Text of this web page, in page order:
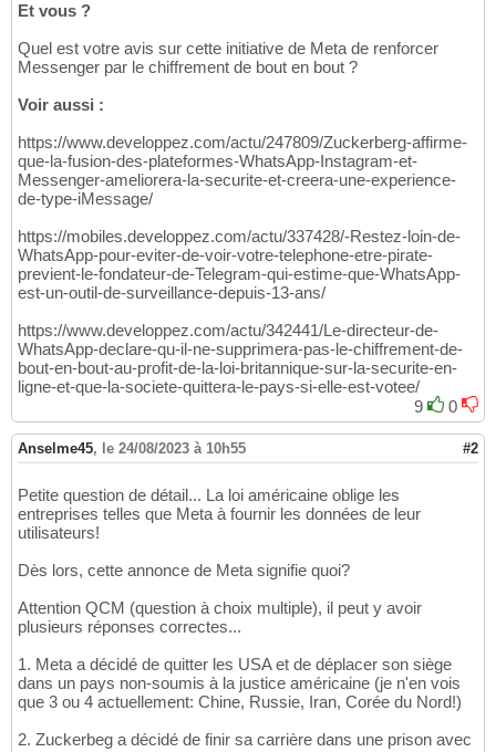
Et vous ?
Quel est votre avis sur cette initiative de Meta de renforcer
Messenger par le chiffrement de bout en bout ?
Voir aussi :
https://www.developpez.com/actu/247809/Zuckerberg-affirme-
que-la-fusion-des-plateformes-WhatsApp-Instagram-et-
Messenger-ameliorera-la-securite-et-creera-une-experience-
de-type-iMessage/
https://mobiles.developpez.com/actu/337428/-Restez-loin-de-
WhatsApp-pour-eviter-de-voir-votre-telephone-etre-pirate-
previent-le-fondateur-de-Telegram-qui-estime-que-WhatsApp-
est-un-outil-de-surveillance-depuis-13-ans/
https://www.developpez.com/actu/342441/Le-directeur-de-
WhatsApp-declare-qu-il-ne-supprimera-pas-le-chiffrement-de-
bout-en-bout-au-profit-de-la-loi-britannique-sur-la-securite-en-
ligne-et-que-la-societe-quittera-le-pays-si-elle-est-votee/
9
0
Anselme45, le 24/08/2023 à 10h55 #2
Petite question de détail... La loi américaine oblige les
entreprises telles que Meta à fournir les données de leur
utilisateurs!
Dès lors, cette annonce de Meta signifie quoi?
Attention QCM (question à choix multiple), il peut y avoir
plusieurs réponses correctes...
1. Meta a décidé de quitter les USA et de déplacer son siège
dans un pays non-soumis à la justice américaine (je n'en vois
que 3 ou 4 actuellement: Chine, Russie, Iran, Corée du Nord!)
2. Zuckerbeg a décidé de finir sa carrière dans une prison avec